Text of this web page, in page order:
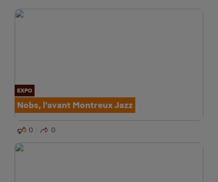
EXPO
Nobs, l'avant Montreux Jazz
0 0